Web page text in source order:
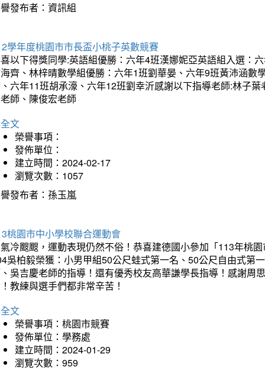
發布者：資訊組
學年度桃園市市長盃小桃子英數競賽
以下得獎同學:英語組優勝：六年4班漢娜妮亞英語組入選：
齊、林梓晴數學組優勝：六年1班劉華晏、六年9班黃沛涵
六年11班胡承濠、六年12班劉幸沂感謝以下指導老師:林子
師、陳俊宏老師
文
榮譽事項：
發佈單位：
建立時間：2024-02-17
瀏覽次數：1057
發布者：孫玉嵐
桃園市中小學校聯合運動會
冷颼颼，運動表現仍然不俗！恭喜建德國小參加「113年桃
吳柏毅榮獲：小男甲組50公尺蛙式第一名、50公尺自由式第
吳吉慶老師的指導！還有優秀校友高華謙學長指導！感謝周
教練與選手們都非常辛苦！
文
榮譽事項：桃園市競賽
發佈單位：學務處
建立時間：2024-01-29
瀏覽次數：959